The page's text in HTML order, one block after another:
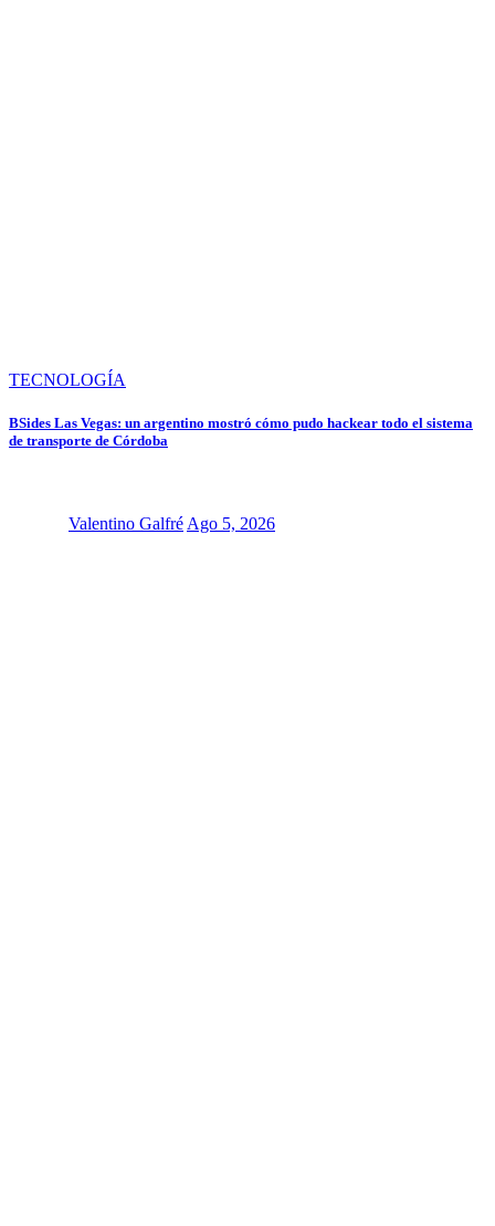
TECNOLOGÍA
BSides Las Vegas: un argentino mostró cómo pudo hackear todo el sistema
de transporte de Córdoba
Valentino GalfréAgo 5, 2026